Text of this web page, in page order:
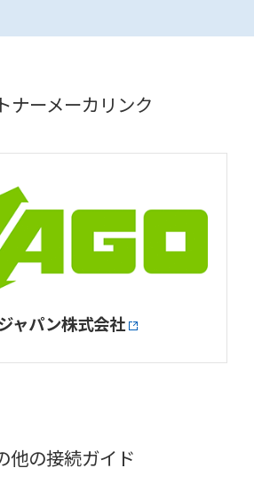
ナーメーカリンク
ャパン株式会社
他の接続ガイド